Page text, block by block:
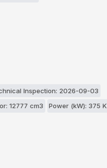
Inspection: 2026-09-03
12777 cm3
Power (kW): 375